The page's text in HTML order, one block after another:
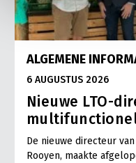
ALGEMENE
6 AUGUSTUS 2026
Nieuwe LTO-
De nieuwe directeur
Rooyen, maakte